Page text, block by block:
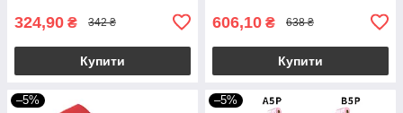
324,90 ₴ 342 ₴
Купити
606,10 ₴ 638 ₴
Купити
–5% –5%